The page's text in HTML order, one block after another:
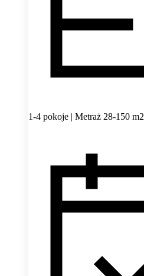
1-4 pokoje | Metraż 28-150 m2